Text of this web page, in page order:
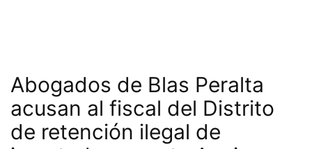
Abogados de Blas Peralta
acusan al fiscal del Distrito
de retención ilegal de